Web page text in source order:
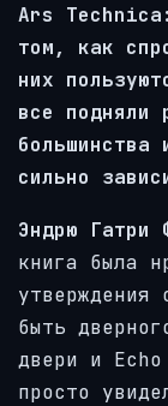
Ars
том, как
них
все подняли
сильно
Эндрю Гатри
книга была
быть
двери и
просто